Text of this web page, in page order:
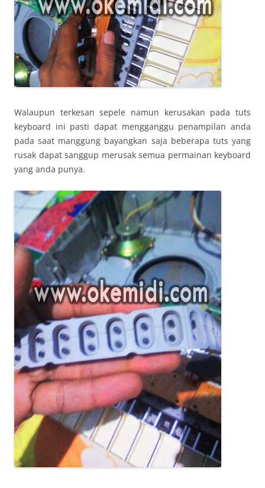
Walaupun terkesan sepele namun kerusakan pada tuts
keyboard ini pasti dapat mengganggu penampilan anda
pada saat manggung bayangkan saja beberapa tuts yang
rusak dapat sanggup merusak semua permainan keyboard
yang anda punya.